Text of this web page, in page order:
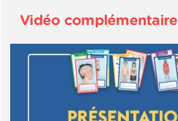
Vidéo complémentaire